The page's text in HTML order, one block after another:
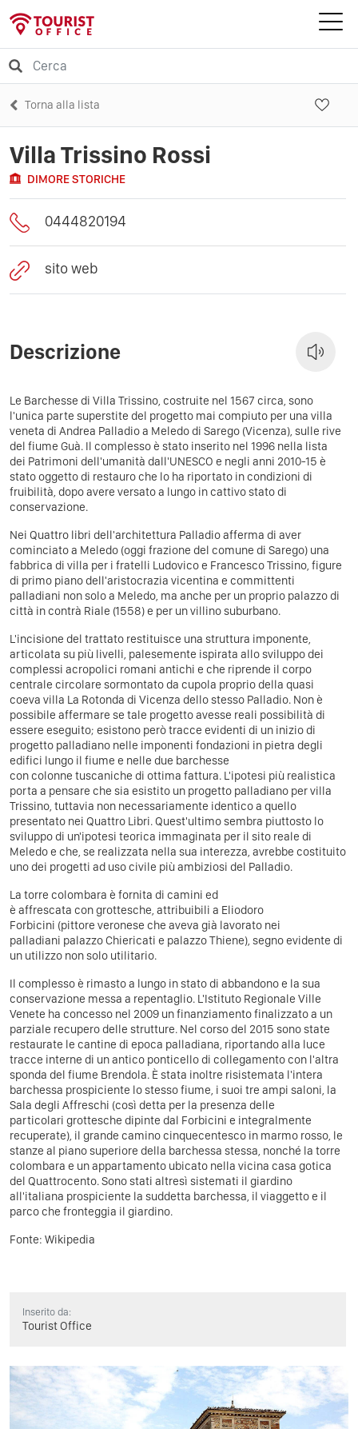
Torna alla lista
Villa Trissino Rossi
DIMORE STORICHE
0444820194
sito web
Descrizione
Le Barchesse di Villa Trissino, costruite nel 1567 circa, sono
l'unica parte superstite del progetto mai compiuto per una villa
veneta di Andrea Palladioa Meledo di Sarego (Vicenza), sulle rive
del fiume Guà. Il complesso è stato inserito nel 1996 nella lista
dei Patrimoni dell'umanità dall'UNESCO e negli anni 2010-15 è
stato oggetto di restauro che lo ha riportato in condizioni di
fruibilità, dopo avere versato a lungo in cattivo stato di
conservazione.
Nei Quattro libri dell'architettura Palladio afferma di aver
cominciato a Meledo (oggi frazione del comune di Sarego) una
fabbrica di villa per i fratelli Ludovico e Francesco Trissino, figure
di primo piano dell'aristocrazia vicentina e committenti
palladiani non solo a Meledo, ma anche per un proprio palazzo di
città in contrà Riale (1558) e per un villino suburbano.
L'incisione del trattato restituisce una struttura imponente,
articolata su più livelli, palesemente ispirata allo sviluppo dei
complessi acropolici romani antichi e che riprende il corpo
centrale circolare sormontato da cupola proprio della quasi
coeva villa La Rotonda di Vicenza dello stesso Palladio. Non è
possibile affermare se tale progetto avesse reali possibilità di
essere eseguito; esistono però tracce evidenti di un inizio di
progetto palladiano nelle imponenti fondazioni in pietra degli
edifici lungo il fiume e nelle due barchesse
con colonne tuscaniche di ottima fattura. L'ipotesi più realistica
porta a pensare che sia esistito un progetto palladiano per villa
Trissino, tuttavia non necessariamente identico a quello
presentato nei Quattro Libri. Quest'ultimo sembra piuttosto lo
sviluppo di un'ipotesi teorica immaginata per il sito reale di
Meledo e che, se realizzata nella sua interezza, avrebbe costituito
uno dei progetti ad uso civile più ambiziosi del Palladio.
La torre colombara è fornita di camini ed
è affrescata con grottesche, attribuibili a Eliodoro
Forbicini (pittore veronese che aveva già lavorato nei
palladiani palazzo Chiericati e palazzo Thiene), segno evidente di
un utilizzo non solo utilitario.
Il complesso è rimasto a lungo in stato di abbandono e la sua
conservazione messa a repentaglio. L'Istituto Regionale Ville
Venete ha concesso nel 2009 un finanziamento finalizzato a un
parziale recupero delle strutture. Nel corso del 2015 sono state
restaurate le cantine di epoca palladiana, riportando alla luce
tracce interne di un antico ponticello di collegamento con l'altra
sponda del fiume Brendola. È stata inoltre risistemata l'intera
barchessa prospiciente lo stesso fiume, i suoi tre ampi saloni, la
Sala degli Affreschi (così detta per la presenza delle
particolari grottesche dipinte dal Forbicini e integralmente
recuperate), il grande camino cinquecentesco in marmo rosso, le
stanze al piano superiore della barchessa stessa, nonché la torre
colombara e un appartamento ubicato nella vicina casa gotica
del Quattrocento. Sono stati altresì sistemati il giardino
all'italiana prospiciente la suddetta barchessa, il viaggetto e il
parco che fronteggia il giardino.
Fonte: Wikipedia
Inserito da:
Tourist Office